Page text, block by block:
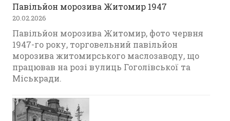
Павільйон морозива Житомир 1947
20.02.2026
Павільйон морозива Житомир, фото червня
1947-го року, торговельний павільйон
морозива житомирського маслозаводу, що
працював на розі вулиць Гоголівської та
Міськради.